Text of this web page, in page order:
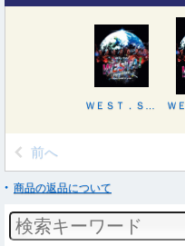
前へ
商品の返品について